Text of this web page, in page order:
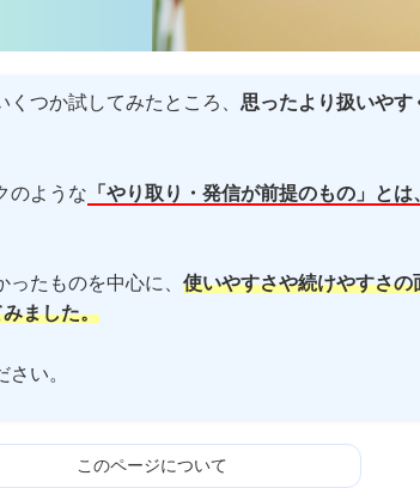
くつか試してみたところ、 思ったより扱いやす
のような 「やり取り・発信が前提のもの」と
たものを中心に、 使いやすさや続けやすさ
ました。
い。
このページについて